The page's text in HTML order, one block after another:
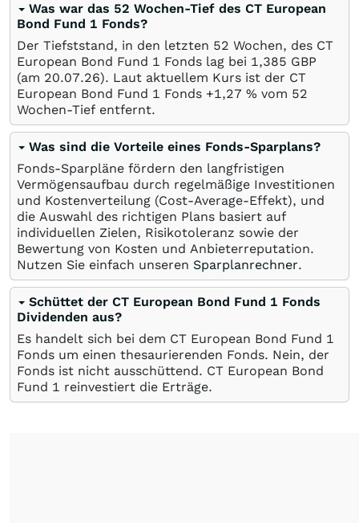
Was war das 52 Wochen-Tief des CT European
Bond Fund 1 Fonds?
Der Tiefststand, in den letzten 52 Wochen, des CT
European Bond Fund 1 Fonds lag bei 1,385 GBP
(am 20.07.26). Laut aktuellem Kurs ist der CT
European Bond Fund 1 Fonds +1,27 % vom 52
Wochen-Tief entfernt.
Was sind die Vorteile eines Fonds-Sparplans?
Fonds-Sparpläne fördern den langfristigen
Vermögensaufbau durch regelmäßige Investitionen
und Kostenverteilung (Cost-Average-Effekt), und
die Auswahl des richtigen Plans basiert auf
individuellen Zielen, Risikotoleranz sowie der
Bewertung von Kosten und Anbieterreputation.
Nutzen Sie einfach unseren Sparplanrechner.
Schüttet der CT European Bond Fund 1 Fonds
Dividenden aus?
Es handelt sich bei dem CT European Bond Fund 1
Fonds um einen thesaurierenden Fonds. Nein, der
Fonds ist nicht ausschüttend. CT European Bond
Fund 1 reinvestiert die Erträge.